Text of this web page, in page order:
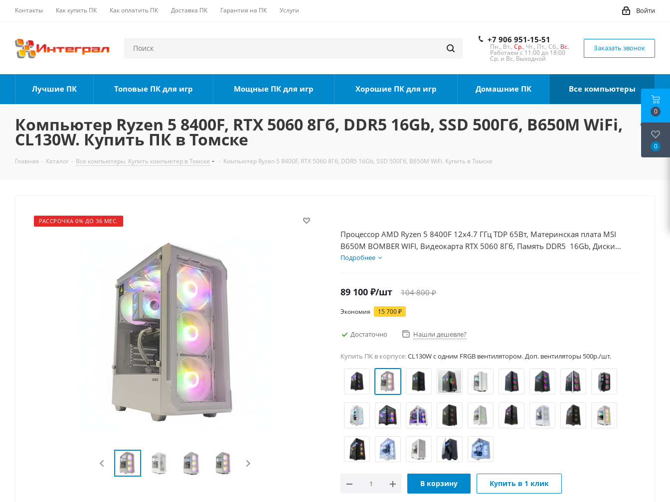
Контакты Как купить ПК Как оплатить ПК Доставка ПК Гарантия на ПК Услуги Войти
+7 906 951-15-51
Пн., Вт., Ср., Чт., Пт., Сб., Вс.
Работаем с 11:00 до 18:00
Ср. и Вс. Выходной
Заказать звонок
Лучшие ПК Топовые ПК для игр Мощные ПК для игр Хорошие ПК для игр Домашние ПК Все компьютеры
Компьютер Ryzen 5 8400F, RTX 5060 8Гб, DDR5 16Gb, SSD 500Гб, B650M WiFi,
CL130W. Купить ПК в Томске
Главная - Каталог - Все компьютеры. Купить компьютер в Томске - Компьютер Ryzen 5 8400F, RTX 5060 8Гб, DDR5 16Gb, SSD 500Гб, B650M WiFi. Купить в Томске
РАССРОЧКА 0% ДО 36 МЕС.
Процессор AMD Ryzen 5 8400F 12x4.7 ГГц TDP 65Вт, Материнская плата MSI
B650M BOMBER WIFI, Видеокарта RTX 5060 8Гб, Память DDR5 16Gb, Диски
SSD 500Гб, БП 600Вт
Подробнее
89 100 ₽/шт 104 800₽
Экономия 15 700₽
Достаточно Нашли дешевле?
Купить ПК в корпусе:CL130W c одним FRGB вентилятором. Доп. вентиляторы 500р./шт.
В корзину Купить в 1 клик
0
0